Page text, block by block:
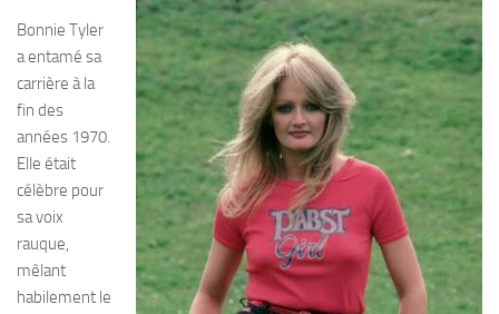
Bonnie Tyler
a entamé sa
carrière à la
fin des
années 1970.
Elle était
célèbre pour
sa voix
rauque,
mêlant
habilement le